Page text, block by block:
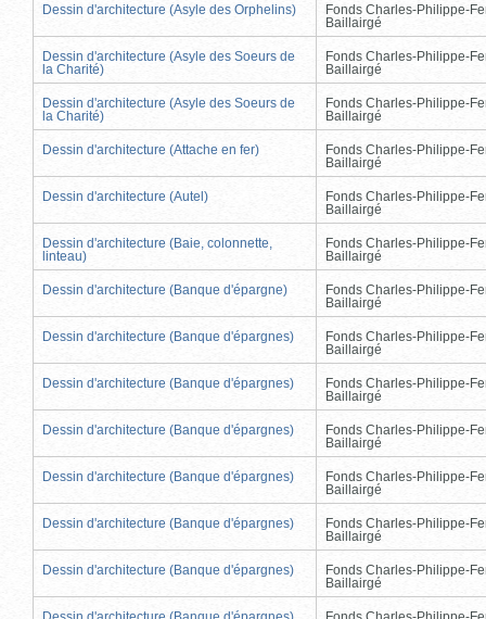
Dessin d'architecture (Asyle des Orphelins)
Fonds Charles-Philippe-
Baillairgé
Dessin d'architecture (Asyle des Soeurs de
la Charité)
Fonds Charles-Philippe-
Baillairgé
Dessin d'architecture (Asyle des Soeurs de
la Charité)
Fonds Charles-Philippe-
Baillairgé
Dessin d'architecture (Attache en fer)
Fonds Charles-Philippe-
Baillairgé
Dessin d'architecture (Autel)
Fonds Charles-Philippe-
Baillairgé
Dessin d'architecture (Baie, colonnette,
linteau)
Fonds Charles-Philippe-
Baillairgé
Dessin d'architecture (Banque d'épargne)
Fonds Charles-Philippe-
Baillairgé
Dessin d'architecture (Banque d'épargnes)
Fonds Charles-Philippe-
Baillairgé
Dessin d'architecture (Banque d'épargnes)
Fonds Charles-Philippe-
Baillairgé
Dessin d'architecture (Banque d'épargnes)
Fonds Charles-Philippe-
Baillairgé
Dessin d'architecture (Banque d'épargnes)
Fonds Charles-Philippe-
Baillairgé
Dessin d'architecture (Banque d'épargnes)
Fonds Charles-Philippe-
Baillairgé
Dessin d'architecture (Banque d'épargnes)
Fonds Charles-Philippe-
Baillairgé